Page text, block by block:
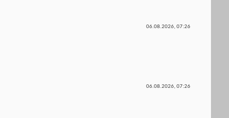
06.08.2026, 07:26
06.08.2026, 07:26